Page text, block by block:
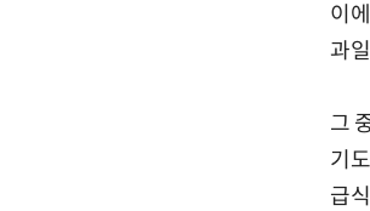
이
과
그
기
급